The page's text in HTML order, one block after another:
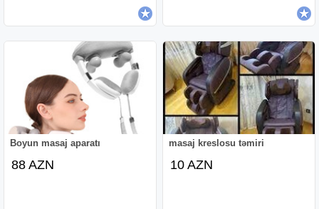
Boyun masaj aparatı
88 AZN
masaj kreslosu təmiri
10 AZN